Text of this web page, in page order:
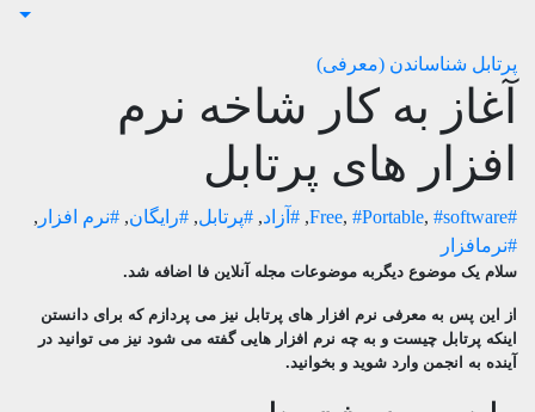
پرتابل شناساندن (معرفی)
آغاز به کار شاخه نرم
افزار های پرتابل
#Free
, #Portable, #software
, #آزاد, #پرتابل, #رایگان, #نرم افزار ,
#نرمافزار
سلام یک موضوع دیگربه موضوعات مجله آنلاین فا اضافه شد.
از این پس به معرفی نرم افزار های پرتابل نیز می پردازم که برای دانستن
اینکه پرتابل چیست و به چه نرم افزار هایی گفته می شود نیز می توانید در
آینده به انجمن وارد شوید و بخوانید.